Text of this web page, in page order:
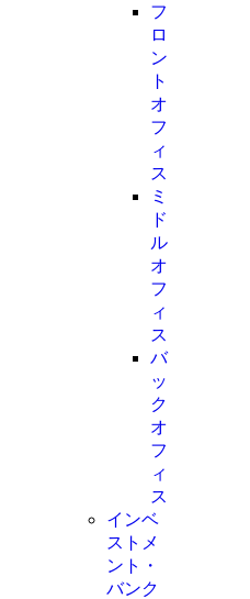
フ
ロ
ン
ト
オ
フ
ィ
ス
ミ
ド
ル
オ
フ
ィ
ス
バ
ッ
ク
オ
フ
ィ
ス
インベ
ストメ
ント・
バンク